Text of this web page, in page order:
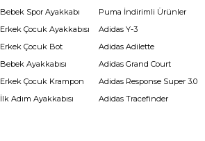
Bebek Spor Ayakkabı
Erkek Çocuk Ayakkabısı
Erkek Çocuk Bot
Bebek Ayakkabısı
Erkek Çocuk Krampon
İlk Adım Ayakkabısı
Puma İndirimli Ürünler
Adidas Y-3
Adidas Adilette
Adidas Grand Court
Adidas Response Super 3.0
Adidas Tracefinder